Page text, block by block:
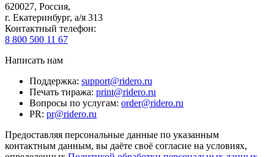
620027, Россия,
г. Екатеринбург, а/я 313
Контактный телефон:
8 800 500 11 67
Написать нам
Поддержка: support@ridero.ru
Печать тиража: print@ridero.ru
Вопросы по услугам: order@ridero.ru
PR: pr@ridero.ru
Предоставляя персональные данные по указанным
контактным данным, вы даёте своё согласие на условиях,